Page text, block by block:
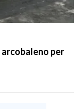
arcobaleno per